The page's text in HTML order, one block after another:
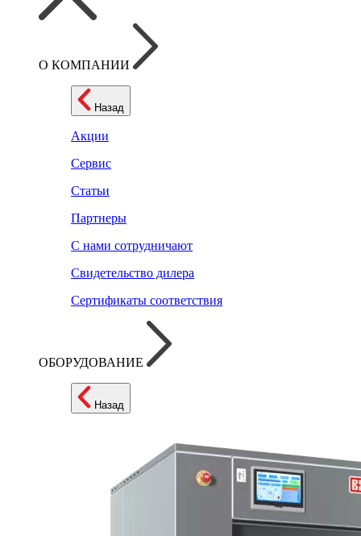
О КОМПАНИИ
Назад
Акции
Сервис
Статьи
Партнеры
С нами сотрудничают
Свидетельство дилера
Сертификаты соответствия
ОБОРУДОВАНИЕ
Назад